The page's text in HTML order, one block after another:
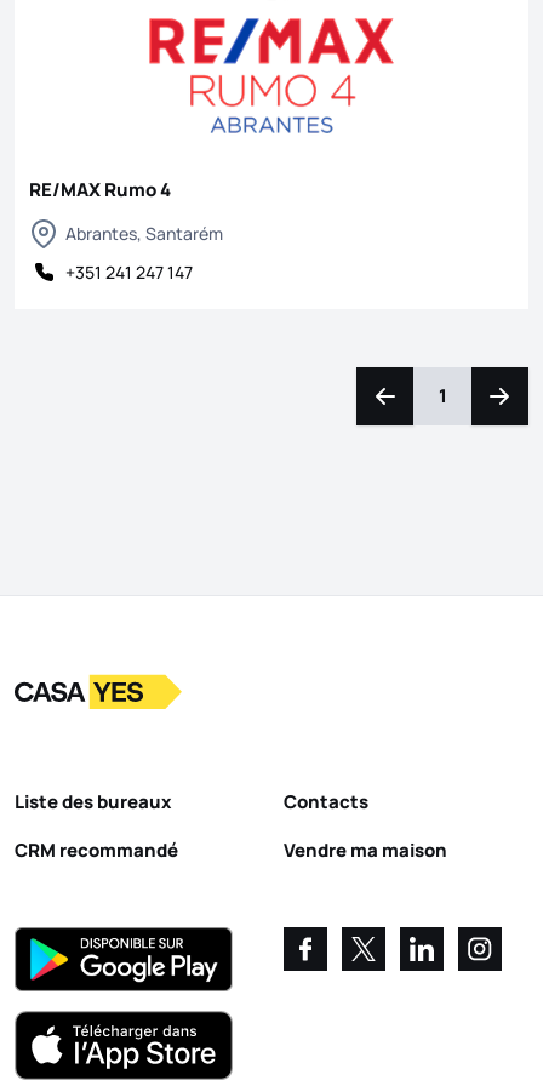
RE/MAX Rumo 4
Abrantes, Santarém
+351 241 247 147
Naviguer vers la
1
LogoAller à la page d’accueil
Liste des bureaux
CRM recommandé
Contacts
Vendre ma maison